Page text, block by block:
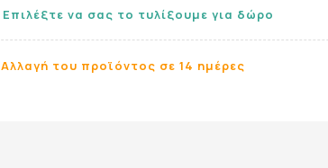
Επιλέξτε να σας το τυλίξουμε για δώρο
Αλλαγή του προϊόντος σε 14 ημέρες
Newsletter